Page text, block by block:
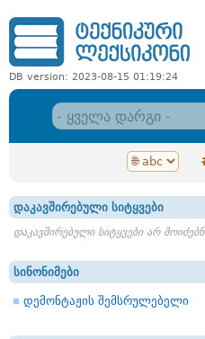
DB version: 2023-08-15 01:19:24
დაკავშირებული სიტყვები
დაკავშირებული სიტყვები არ
სინონიმები
დემონტაჟის შემსრულებელი